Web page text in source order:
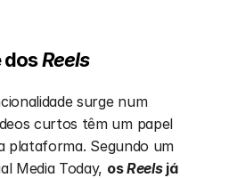
dos Reels
surge num
curtos têm um papel
plataforma. Segundo um
Media Today, os Reels já